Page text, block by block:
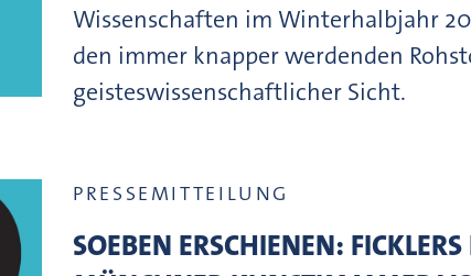
Wissenschaften im Winterhalbjahr
den immer knapper werdenden
geisteswissenschaftlicher Sicht.
PRESSEMITTEILUNG
SOEBEN ERSCHIENEN: